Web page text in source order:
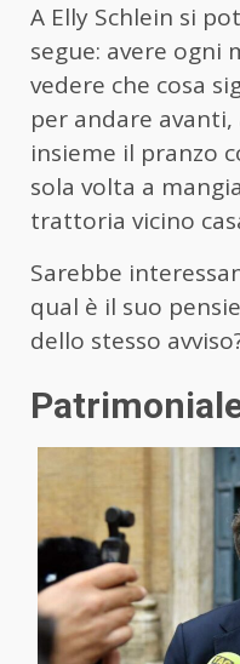
A Elly Schlein si
segue: avere ogni
vedere che cosa
per andare
insieme il pranzo
sola volta a
trattoria vicino
Sarebbe
qual è il suo
dello stesso